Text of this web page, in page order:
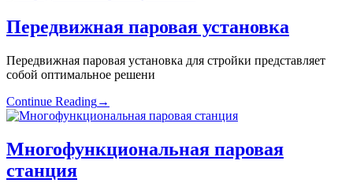
Передвижная паровая установка
Передвижная паровая установка для стройки представляет
собой оптимальное решени
Continue Reading→
Многофункциональная паровая
станция